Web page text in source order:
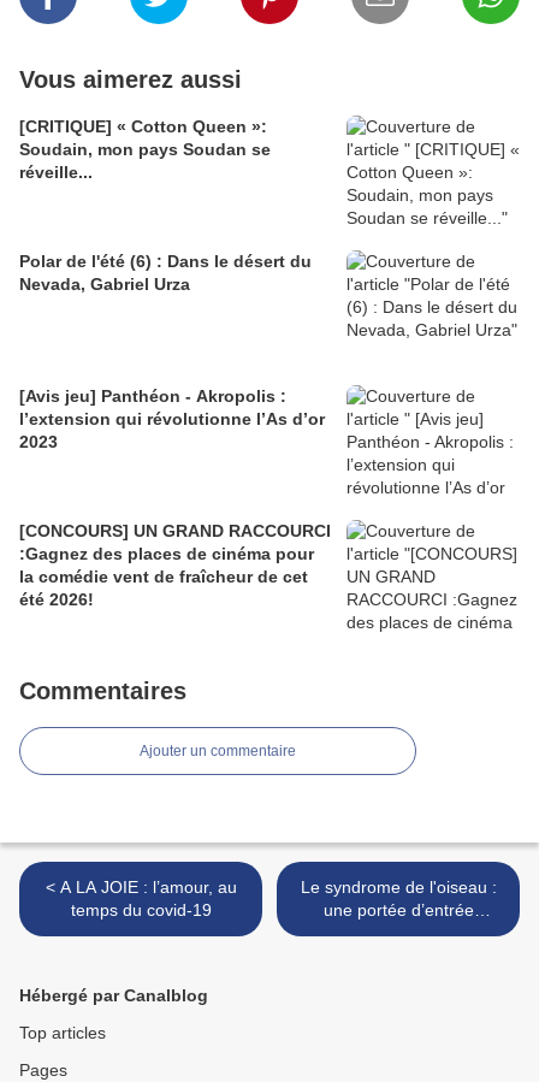
Vous aimerez aussi
[CRITIQUE] « Cotton Queen »:
Soudain, mon pays Soudan se
réveille...
Polar de l'été (6) : Dans le désert du
Nevada, Gabriel Urza
[Avis jeu] Panthéon - Akropolis :
l’extension qui révolutionne l’As d’or
2023
[CONCOURS] UN GRAND RACCOURCI
:Gagnez des places de cinéma pour
la comédie vent de fraîcheur de cet
été 2026!
Commentaires
Ajouter un commentaire
< A LA JOIE : l’amour, au
temps du covid-19
Le syndrome de l'oiseau :
une portée d’entrée
dérangeante vers le théâtre
Hébergé par Canalblog
Top articles
Pages